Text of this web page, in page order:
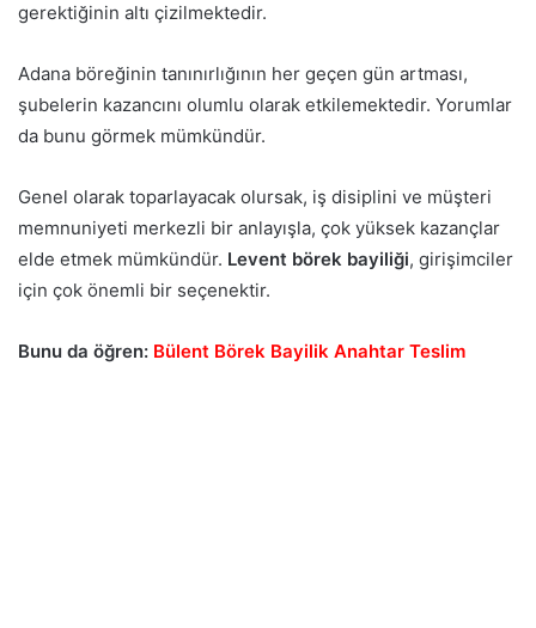
gerektiğinin altı çizilmektedir.
Adana böreğinin tanınırlığının her geçen gün artması,
şubelerin kazancını olumlu olarak etkilemektedir. Yorumlar
da bunu görmek mümkündür.
Genel olarak toparlayacak olursak, iş disiplini ve müşteri
memnuniyeti merkezli bir anlayışla, çok yüksek kazançlar
elde etmek mümkündür. Levent börek bayiliği, girişimciler
için çok önemli bir seçenektir.
Bunu da öğren: Bülent Börek Bayilik Anahtar Teslim